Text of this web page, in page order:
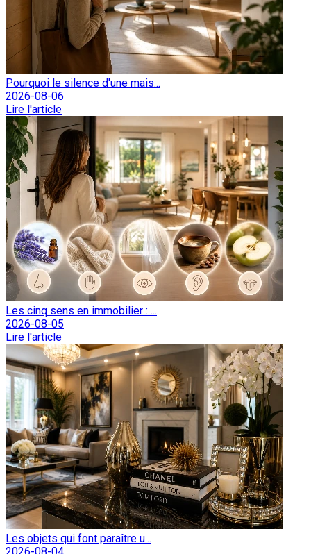
Pourquoi le silence d'une mais...
2026-08-06
Lire l'article
Les cinq sens en immobilier : ...
2026-08-05
Lire l'article
Les objets qui font paraître u...